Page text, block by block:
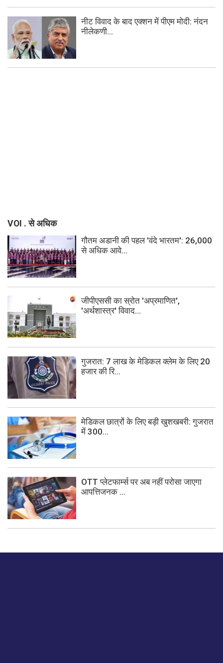
नीट विवाद के बाद एक्शन में पीएम मोदी: नंदन
नीलेकणी...
VOI . से अधिक
गौतम अडानी की पहल 'वंदे भारतम': 26,000
से अधिक आवे...
जीपीएससी का स्रोत 'अप्रमाणित',
'अर्थशास्त्र' विवाद...
गुजरात: 7 लाख के मेडिकल क्लेम के लिए 20
हजार की रि...
मेडिकल छात्रों के लिए बड़ी खुशखबरी: गुजरात
में 300...
OTT प्लेटफार्म्स पर अब नहीं परोसा जाएगा
आपत्तिजनक ...